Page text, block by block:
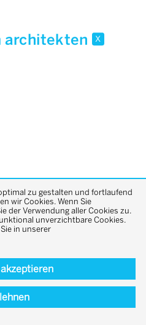
architekten x
to top
zu gestalten und fortlaufend
wir Cookies. Wenn Sie
der Verwendung aller Cookies zu.
unverzichtbare Cookies.
in unserer